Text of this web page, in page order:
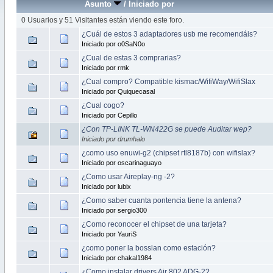
Asunto / Iniciado por
0 Usuarios y 51 Visitantes están viendo este foro.
¿Cuál de estos 3 adaptadores usb me recomendáis?
Iniciado por o0SaN0o
¿Cual de estas 3 comprarias?
Iniciado por rmk
¿Cual compro? Compatible kismac/WifiWay/WifiSlax
Iniciado por Quiquecasal
¿Cual cogo?
Iniciado por Cepillo
¿Con TP-LINK TL-WN422G se puede Auditar wep?
Iniciado por drumhalo
¿como uso enuwi-g2 (chipset rtl8187b) con wifislax?
Iniciado por oscarinaguayo
¿Como usar Aireplay-ng -2?
Iniciado por lubix
¿Como saber cuanta pontencia tiene la antena?
Iniciado por sergio300
¿Como reconocer el chipset de una tarjeta?
Iniciado por YauriS
¿como poner la bosslan como estación?
Iniciado por chakal1984